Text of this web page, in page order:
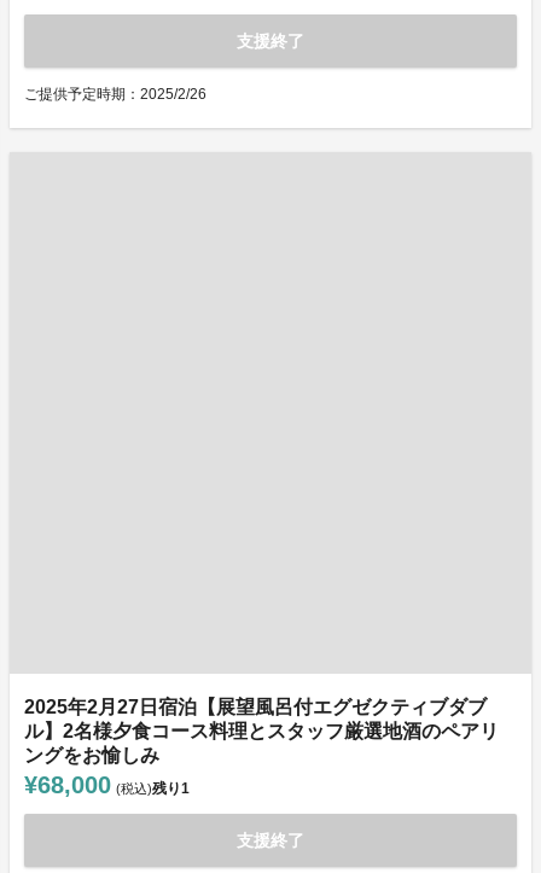
支援終了
ご提供予定時期：2025/2/26
2025年2月27日宿泊【展望風呂付エグゼクティブダブ
ル】2名様夕食コース料理とスタッフ厳選地酒のペアリ
ングをお愉しみ
¥68,000 (税込)残り1
支援終了